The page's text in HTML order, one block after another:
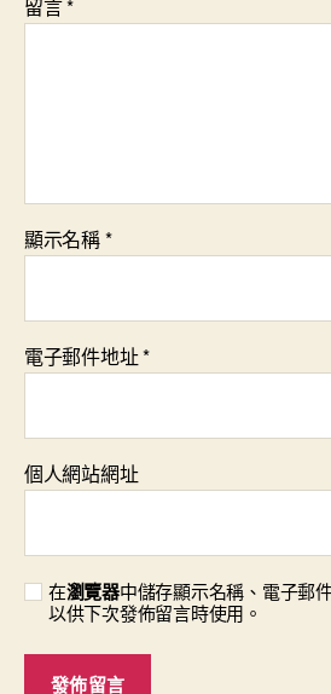
留言*
顯示名稱*
電子郵件地址*
個人網站網址
在瀏覽器中儲存顯示名稱、電子郵
以供下次發佈留言時使用。